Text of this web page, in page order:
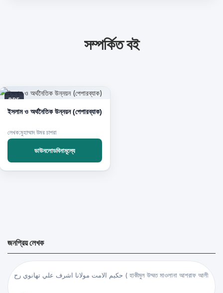
সম্পর্কিত বই
PDF
ইসলাম ও অর্থনৈতিক উন্নয়ন (পেপারব্যাক)
লেখক:মুহাম্মাদ উমর চাপরা
ডাউনলোডবিনামূল্যে
জনপ্রিয় লেখক
حكيم الامت مولانا اشرف علي تهانوي رح ( হাকীমুল উম্মত মাওলানা আশরাফ আলী